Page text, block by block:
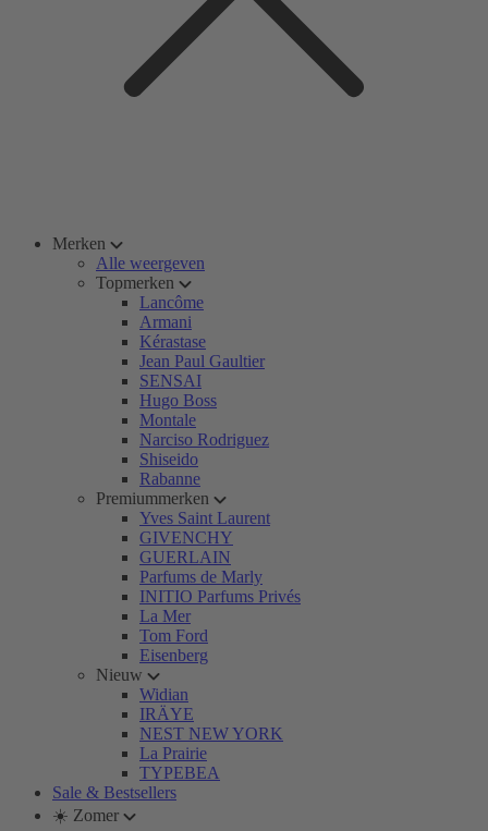
Merken
Alle weergeven
Topmerken
Lancôme
Armani
Kérastase
Jean Paul Gaultier
SENSAI
Hugo Boss
Montale
Narciso Rodriguez
Shiseido
Rabanne
Premiummerken
Yves Saint Laurent
GIVENCHY
GUERLAIN
Parfums de Marly
INITIO Parfums Privés
La Mer
Tom Ford
Eisenberg
Nieuw
Widian
IRÄYE
NEST NEW YORK
La Prairie
TYPEBEA
Sale & Bestsellers
☀️ Zomer